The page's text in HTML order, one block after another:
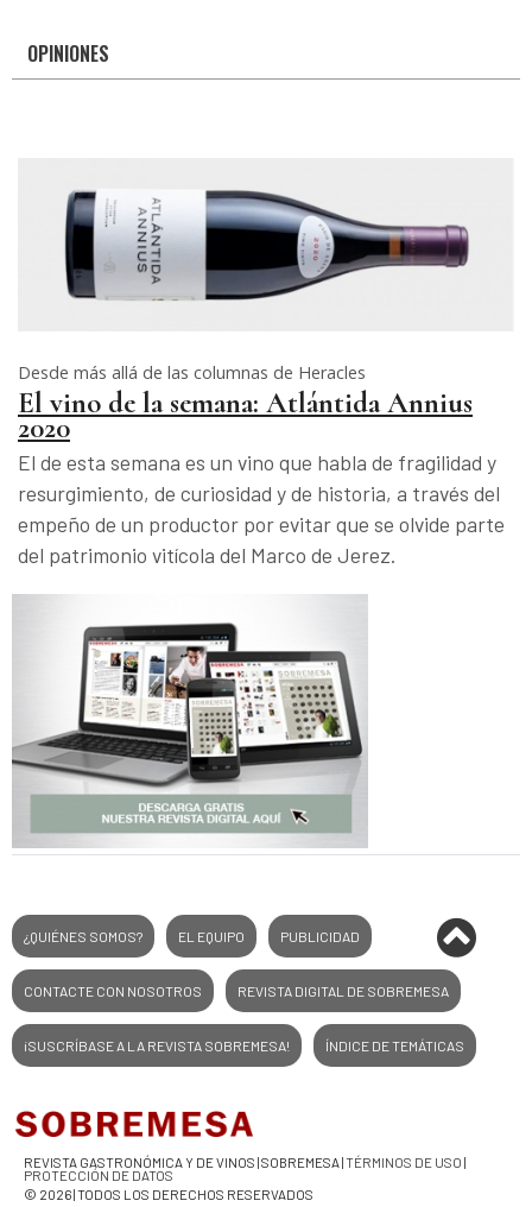
OPINIONES
Desde más allá de las columnas de Heracles
El vino de la semana: Atlántida Annius
2020
El de esta semana es un vino que habla de fragilidad y
resurgimiento, de curiosidad y de historia, a través del
empeño de un productor por evitar que se olvide parte
del patrimonio vitícola del Marco de Jerez.
¿QUIÉNES SOMOS? EL EQUIPO PUBLICIDAD
CONTACTE CON NOSOTROS REVISTA DIGITAL DE SOBREMESA
¡SUSCRÍBASE A LA REVISTA SOBREMESA! ÍNDICE DE TEMÁTICAS
REVISTA GASTRONÓMICA Y DE VINOS | SOBREMESA |TÉRMINOS DE USO |
PROTECCIÓN DE DATOS
© 2026 | TODOS LOS DERECHOS RESERVADOS